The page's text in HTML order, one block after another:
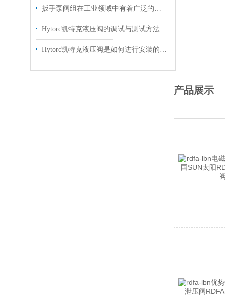
扳手泵阀组在工业领域中有着广泛的作用
Hytorc凯特克液压阀的调试与测试方法具体如下
Hytorc凯特克液压阀是如何进行安装的？你可知晓？
产品展示